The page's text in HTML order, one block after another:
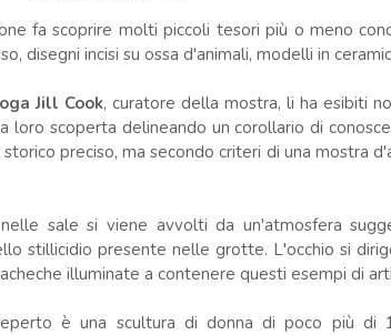
fa scoprire molti piccoli tesori più o meno
disegni incisi su ossa d'animali, modelli in
Jill Cook, curatore della mostra, li ha esibiti
loro scoperta delineando un corollario di
preciso, ma secondo criteri di una mostra
sale si viene avvolti da un'atmosfera
stillicidio presente nelle grotte. L'occhio si
illuminate a contenere questi esempi di
è una scultura di donna di poco più di